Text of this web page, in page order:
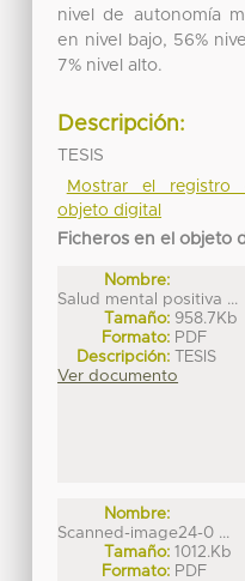
nivel de autonomía
en nivel bajo, 56%
7% nivel alto.
Descripción:
TESIS
Mostrar el registro
objeto digital
Ficheros en el objeto
Nombre:
Salud mental positiva ...
Tamaño: 958.7Kb
Formato: PDF
Descripción:
TESIS
Ver documento
Nombre:
Scanned-image24-0 ...
Tamaño: 1012.Kb
Formato: PDF